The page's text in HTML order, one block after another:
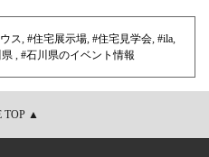
ス #住宅展示場 #住宅見学会 #ila
#石川県のイベント情報
TOP ▲